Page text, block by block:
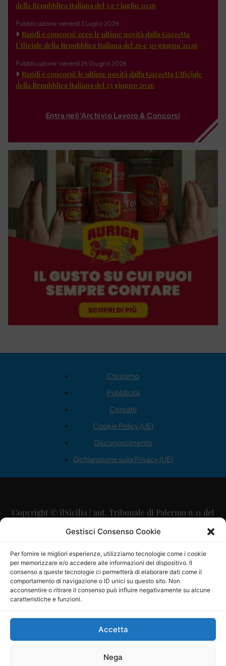
Gestisci Consenso Cookie
Per fornire le migliori esperienze, utilizziamo tecnologie come i cookie
per memorizzare e/o accedere alle informazioni del dispositivo. Il
consenso a queste tecnologie ci permetterà di elaborare dati come il
comportamento di navigazione o ID unici su questo sito. Non
acconsentire o ritirare il consenso può influire negativamente su alcune
caratteristiche e funzioni.
Accetta
Nega
della Repubblica Italiana del 3 e 7 luglio 2026
Pubblicazione: venerdì 3 Luglio 2026
Bandi e concorsi: ecco le ultime novità dalla Gazzetta
Ufficiale della Repubblica Italiana del 26 e 30 giugno 2026
Pubblicazione: venerdì 26 Giugno 2026
Bandi e concorsi: le ultime novità dalla Gazzetta Ufficiale
della Repubblica Italiana del 23 giugno 2026
Entra nell'Archivio Lavoro & Concorsi
Chi siamo
Pubblicità
Contatti
Cookie Policy (UE)
Disconoscimento
Dichiarazione sulla Privacy (UE)
Copyright © ilSicilia | aut. Tribunale di Palermo n.11 del
29/09/2015
Direttore Editoriale: Maurizio Scaglione
Direttore Responsabile: Maria Calabrese
P.IVA: 06334930820
Mercurio Comunicazione Società Cooperativa a r.l. è
iscritta al Registro degli Operatori di Comunicazione al